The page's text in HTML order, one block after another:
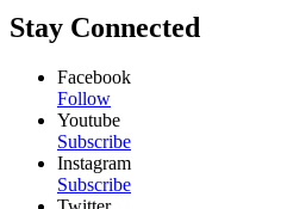
Stay Connected
Facebook
Follow
Youtube
Subscribe
Instagram
Subscribe